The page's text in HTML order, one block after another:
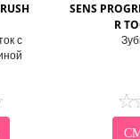
с
SENS
R